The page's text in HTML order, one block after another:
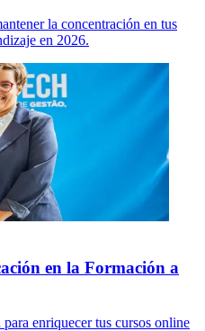
la concentración en tus
en 2026.
en la Formación a
enriquecer tus cursos online